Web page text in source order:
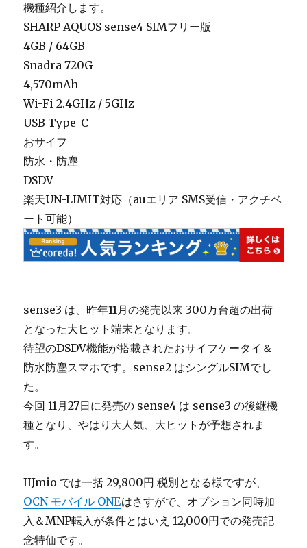
機種紹介します。
SHARP AQUOS sense4 SIMフリー版
4GB / 64GB
Snadra 720G
4,570mAh
Wi-Fi 2.4GHz / 5GHz
USB Type-C
おサイフ
防水・防塵
DSDV
楽天UN-LIMIT対応（auエリア SMS受信・アクチベ
ート可能）
sense3 は、昨年11月の発売以来 300万台超の出荷
となった大ヒット端末となります。
待望のDSDV機能が搭載されたおサイフケータイ＆
防水防塵スマホです。sense2 はシングルSIMでし
た。
今回 11月27日に発売の sense4 は sense3 の後継機
種となり、やはり大人気、大ヒットが予想されま
す。
IIJmio では一括 29,800円 税別となる様ですが、
OCN モバイル ONEはさすがで、オプション同時加
入＆MNP転入が条件とはいえ 12,000円での発売記
念特価です。